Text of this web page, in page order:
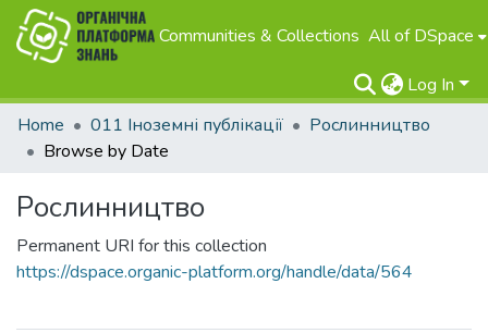
Communities & Collections All of DSpace
Log In
Home
011 Іноземні публікації
Рослинництво
Browse by Date
Рослинництво
Permanent URI for this collection
https://dspace.organic-platform.org/handle/data/564